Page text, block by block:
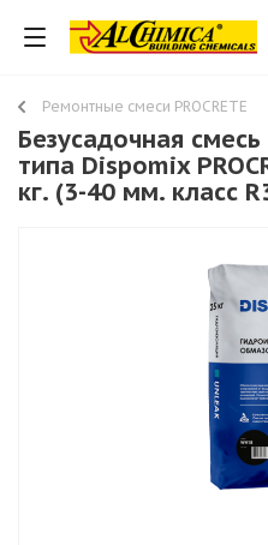
Ремонтные смеси PROCRETE
Безусадочная
типа Dispomix
кг. (3-40 мм. класс